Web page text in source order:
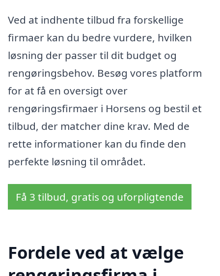
Ved at indhente tilbud fra forskellige
firmaer kan du bedre vurdere, hvilken
løsning der passer til dit budget og
rengøringsbehov. Besøg vores platform
for at få en oversigt over
rengøringsfirmaer i Horsens og bestil et
tilbud, der matcher dine krav. Med de
rette informationer kan du finde den
perfekte løsning til området.
Få 3 tilbud, gratis og uforpligtende
Fordele ved at vælge